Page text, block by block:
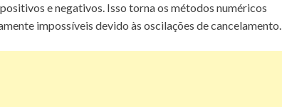
e negativos. Isso torna os métodos numéricos
impossíveis devido às oscilações de cancelamento.